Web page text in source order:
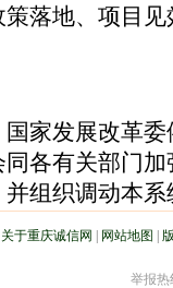
落地、项目
发展改革委
各有关部门
组织调动本
关于重庆诚信网 网站地图
举报热